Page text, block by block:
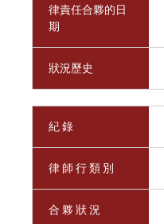
律責任合夥的日
期
狀況歷史
紀 錄
律 師 行 類 別
合 夥 狀 況